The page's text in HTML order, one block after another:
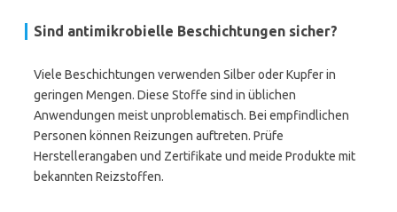
Sind antimikrobielle Beschichtungen sicher?
Viele Beschichtungen verwenden Silber oder Kupfer in
geringen Mengen. Diese Stoffe sind in üblichen
Anwendungen meist unproblematisch. Bei empfindlichen
Personen können Reizungen auftreten. Prüfe
Herstellerangaben und Zertifikate und meide Produkte mit
bekannten Reizstoffen.